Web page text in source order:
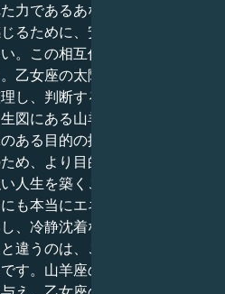
力であるあなたの内なる世界
るために、安定した安全な生
。この相互作用が、美しくも
乙女座の太陽は、自分が持っ
し、判断することに集中して
図にある山羊座の月は、現実
ある目的の探求の世界にあな
め、より目的意識が高く、重
人生を築くことができるだろ
も本当にエネルギーの渦に巻
、冷静沈着な人になるかもし
違うのは、この2つの場所が
す。山羊座の月は、乙女座に